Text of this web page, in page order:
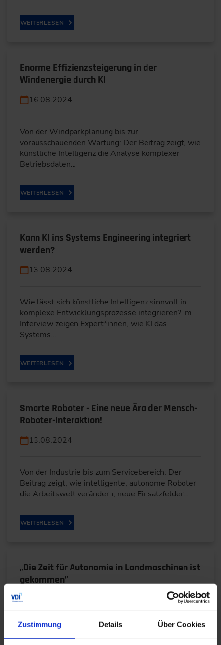
Zustimmung Details Über Cookies
WEITERLESEN
Enorme Effizienzsteigerung in der
Windenergie durch KI
16.08.2024
Von der Windparkplanung bis zur
vorausschauenden Wartung: Der Beitrag zeigt, wie
künstliche Intelligenz die Analyse komplexer
Betriebsdaten…
WEITERLESEN
Kann KI ins Systems Engineering integriert
werden?
13.08.2024
Wie lässt sich künstliche Intelligenz sinnvoll in
komplexe Entwicklungsprozesse integrieren? Im
Interview zeigen Expert*innen, wie KI das
Systems…
WEITERLESEN
Smarte Roboter - Eine neue Ära der Mensch-
Roboter-Interaktion!
13.08.2024
Von der Industrie bis zum Servicebereich: Der
Beitrag zeigt, wie intelligente, autonome Roboter
die Arbeitswelt verändern, neue Einsatzfelder…
WEITERLESEN
„Die Zeit für Autonomie in Landmaschinen ist
gekommen”
Von KI-Algorithmen bis High-Performance-
Computing: Im Interview erläutert John-Deere-